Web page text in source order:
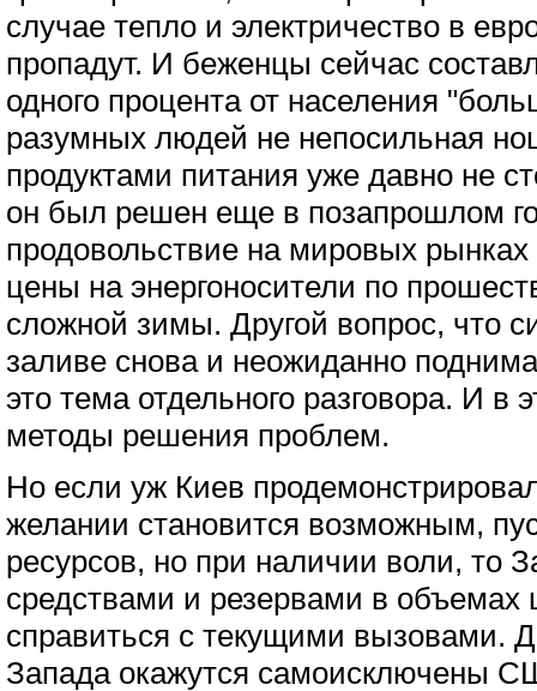
случае тепло и электричество в
пропадут. И беженцы сейчас
одного процента от населения
разумных людей не непосильная
продуктами питания уже давно не
он был решен еще в позапрошлом
продовольствие на мировых
цены на энергоносители по
сложной зимы. Другой вопрос, что
заливе снова и неожиданно
это тема отдельного разговора. И в
методы решения проблем.
Но если уж Киев
желании становится возможным,
ресурсов, но при наличии воли, то
средствами и резервами в объемах
справиться с текущими вызовами.
Запада окажутся самоисключены